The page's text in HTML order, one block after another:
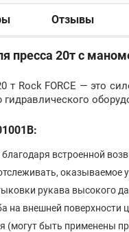
Отзывы
пресса 20т с
т Rock FORCE — это
встроенной
оказываемое
рукава высокого
на внешней
(могут быть применены